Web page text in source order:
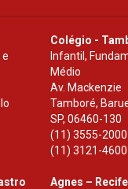
Colégio -
Infantil,
Médio
Av. Mackenzie
Tamboré,
SP,06460-130
(11) 3555-2000
(11) 3121-4600
Agnes – Recife